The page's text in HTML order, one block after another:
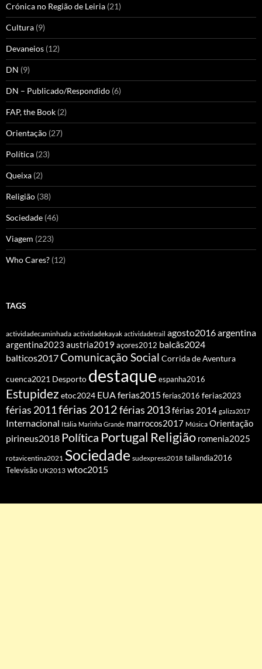
Crónica no Região de Leiria (21)
Cultura (9)
Devaneios (12)
DN (9)
DN – Publicado/Respondido (6)
FAP, the Book (2)
Orientação (27)
Política (23)
Queixa (2)
Religião (38)
Sociedade (46)
Viagem (223)
Who Cares? (12)
TAGS
actividadecaminhada actividadekayak actividadetrail agosto2016argentina
argentina2023 austria2019 açores2012 balcãs2024
balticos2017Comunicação Social Corrida de Aventura
cuenca2021 Desporto destaque espanha2016
Estupidez etoc2024 EUAferias2015ferias2016 ferias2023
férias 2011férias 2012férias 2013férias 2014 galiza2017
Internacional Itália Marinha Grande marrocos2017 Música Orientação
pirineus2018 Política Portugal Religião romenia2025
rotavicentina2021 Sociedade sudexpress2018 tailandia2016
Televisão UK2013 wtoc2015